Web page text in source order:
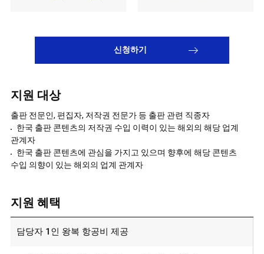
신청하기
지원 대상
출판 전문인, 편집자, 저작권 전문가 등 출판 관련 직종자
한국 출판 콘텐츠의 저작권 수입 이력이 있는 해외의 해당 업계
관계자
한국 출판 콘텐츠에 관심을 가지고 있으며 향후에 해당 콘텐츠
수입 의향이 있는 해외의 업계 관계자
지원 혜택
담당자 1인 왕복 항공비 제공